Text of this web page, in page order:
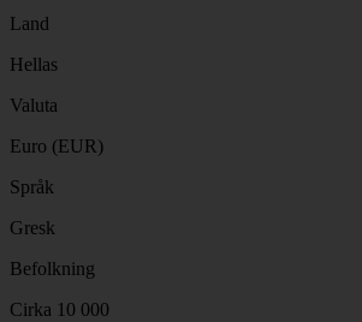
Land
Hellas
Valuta
Euro (EUR)
Språk
Gresk
Befolkning
Cirka 10 000